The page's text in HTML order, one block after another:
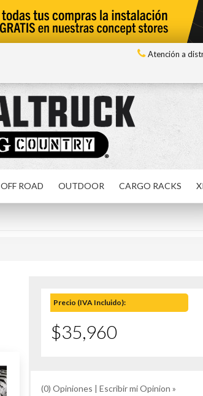
Atención a
OFF ROAD OUTDOOR CARGO RACKS
Precio (IVA Incluido):
$35,960
(0) Opiniones | Escribir mi Opinion »